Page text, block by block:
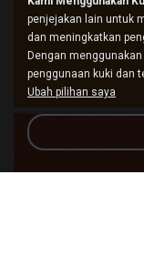
penjejakan lain untuk
dan meningkatkan
Dengan
penggunaan kuki dan
Ubah pilihan saya